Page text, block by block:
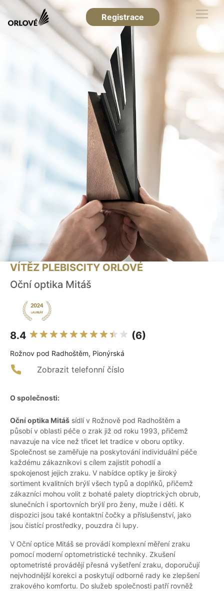
Registrace
VÍTĚZ PLEBISCITY ORLOVÉ
Oční optika Mitáš
8.4 (6)
Rožnov pod Radhoštěm, Pionýrská
Zobrazit telefonní číslo
O společnosti:
Oční optika Mitáš sídlí v Rožnově pod Radhoštěm a
působí v oblasti péče o zrak již od roku 1993, přičemž
navazuje na více než třicet let tradice v oboru optiky.
Společnost se zaměřuje na poskytování individuální péče
každému zákazníkovi s cílem zajistit pohodlí a
spokojenost jejich zraku. V nabídce optiky je široký
sortiment kvalitních brýlí všech typů a doplňků, přičemž
zákazníci mohou volit z bohaté palety dioptrických obrub,
slunečních i sportovních brýlí pro ženy, muže i děti. K
dispozici jsou také kontaktní čočky a příslušenství, jako
jsou čistící prostředky, pouzdra či lupy.
V Oční optice Mitáš se provádí komplexní měření zraku
pomocí moderní optometristické techniky. Zkušení
optometristé provádějí přesná vyšetření zraku, doporučují
nejvhodnější korekci a poskytují odborné rady ke zlepšení
zrakového komfortu. Do služeb společnosti patří rovněž